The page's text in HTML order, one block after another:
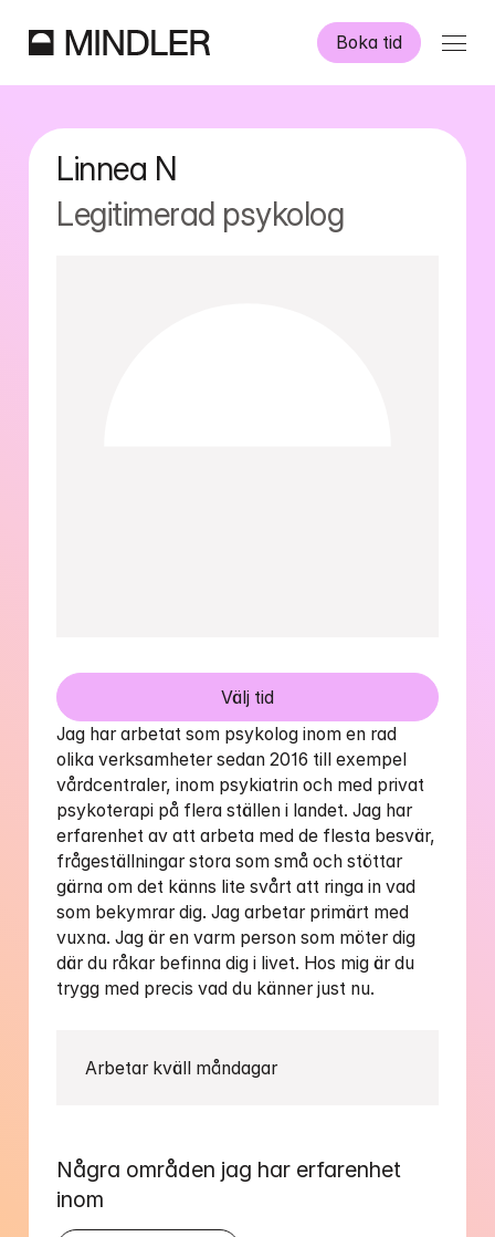
Boka tid
Information
Övriga tjänster
Linnea N
Legitimerad psykolog
Välj tid
Jag har arbetat som psykolog inom en rad
olika verksamheter sedan 2016 till exempel
vårdcentraler, inom psykiatrin och med privat
psykoterapi på flera ställen i landet. Jag har
erfarenhet av att arbeta med de flesta besvär,
frågeställningar stora som små och stöttar
gärna om det känns lite svårt att ringa in vad
som bekymrar dig. Jag arbetar primärt med
vuxna. Jag är en varm person som möter dig
där du råkar befinna dig i livet. Hos mig är du
trygg med precis vad du känner just nu.
Några områden jag har erfarenhet
inom